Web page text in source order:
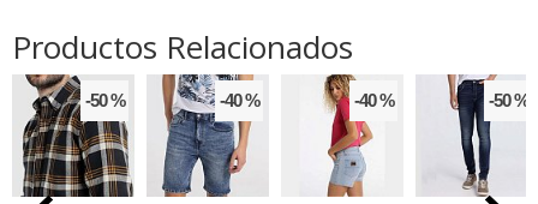
Productos Relacionados
-50 % -40 % -40 % -50 %